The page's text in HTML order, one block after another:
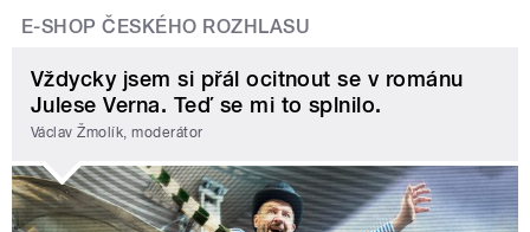
E-SHOP ČESKÉHO ROZHLASU
Vždycky jsem si přál ocitnout se v románu
Julese Verna. Teď se mi to splnilo.
Václav Žmolík, moderátor